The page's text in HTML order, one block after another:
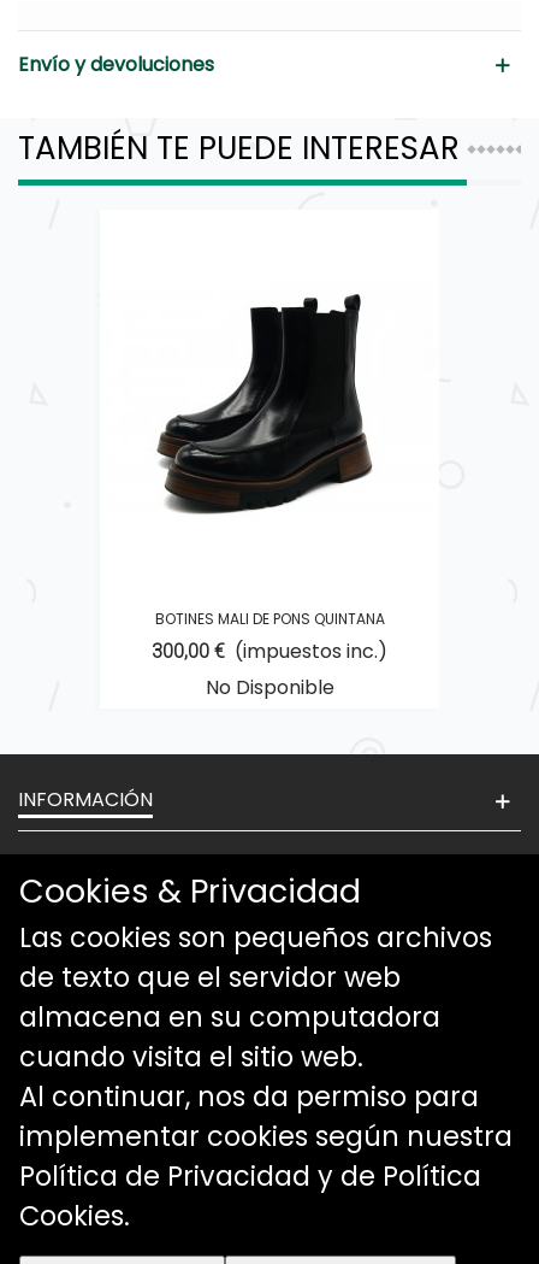
Envío y devoluciones
TAMBIÉN TE PUEDE INTERESAR
BOTINES MALI DE PONS QUINTANA
300,00 € (impuestos inc.)
No Disponible
INFORMACIÓN
NUESTROS PRODUCTOS
CONTÁCTENOS
© 2024 Cloeb4. Todos los derechos reservados
Cookies & Privacidad
Las cookies son pequeños archivos
de texto que el servidor web
almacena en su computadora
cuando visita el sitio web.
Al continuar, nos da permiso para
implementar cookies según nuestra
Política de Privacidad y de Política
Cookies.